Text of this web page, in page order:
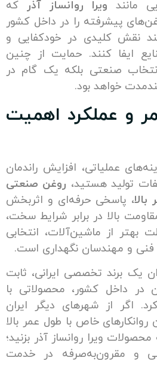
ویرا روانساز آذرکه
را در داخل کشور
کلیدی در خودکفایی و
کنند. حمایت از چنین
صنعتی بلکه یک گام در
بود.
اهمیت
افزایش راندمان
هستید،روغن صنعتی
حرفه‌ای و اثربخش
در برابر شرایط سخت،
ماشین‌آلات، انتخابی
نگهداری است.
تخصصی ایرانی، ثابت
کشور، محصولاتی با
شهرهای دیگر ایران
خاص با طول عمر بالا
روانساز آذر بزنید؛
در خدمت